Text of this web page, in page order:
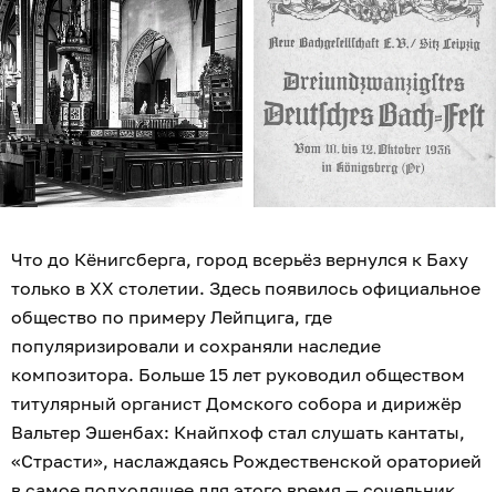
Что до Кёнигсберга, город всерьёз вернулся к Баху
только в XX столетии. Здесь появилось официальное
общество по примеру Лейпцига, где
популяризировали и сохраняли наследие
композитора. Больше 15 лет руководил обществом
титулярный органист Домского собора и дирижёр
Вальтер Эшенбах: Кнайпхоф стал слушать кантаты,
«Страсти», наслаждаясь Рождественской ораторией